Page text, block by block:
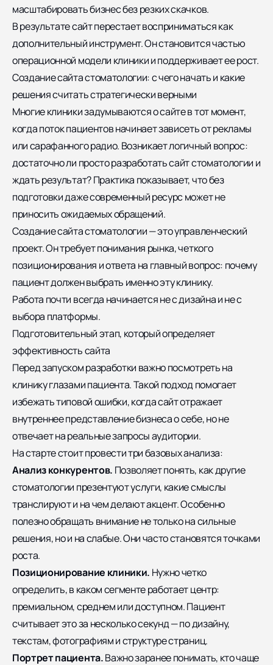
масштабировать бизнес без резких скачков.
В результате сайт перестает восприниматься как
дополнительный инструмент. Он становится частью
операционной модели клиники и поддерживает ее рост.
Создание сайта стоматологии: с чего начать и какие
решения считать стратегически верными
Многие клиники задумываются о сайте в тот момент,
когда поток пациентов начинает зависеть от рекламы
или сарафанного радио. Возникает логичный вопрос:
достаточно ли просто разработать сайт стоматологии и
ждать результат? Практика показывает, что без
подготовки даже современный ресурс может не
приносить ожидаемых обращений.
Создание сайта стоматологии — это управленческий
проект. Он требует понимания рынка, четкого
позиционирования и ответа на главный вопрос: почему
пациент должен выбрать именно эту клинику.
Работа почти всегда начинается не с дизайна и не с
выбора платформы.
Подготовительный этап, который определяет
эффективность сайта
Перед запуском разработки важно посмотреть на
клинику глазами пациента. Такой подход помогает
избежать типовой ошибки, когда сайт отражает
внутреннее представление бизнеса о себе, но не
отвечает на реальные запросы аудитории.
На старте стоит провести три базовых анализа:
Анализ конкурентов. Позволяет понять, как другие
стоматологии презентуют услуги, какие смыслы
транслируют и на чем делают акцент. Особенно
полезно обращать внимание не только на сильные
решения, но и на слабые. Они часто становятся точками
роста.
Позиционирование клиники. Нужно четко
определить, в каком сегменте работает центр:
премиальном, среднем или доступном. Пациент
считывает это за несколько секунд — по дизайну,
текстам, фотографиям и структуре страниц.
Портрет пациента.Важно заранее понимать, кто чаще